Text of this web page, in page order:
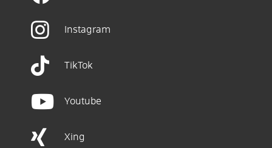
Instagram
TikTok
Youtube
Xing